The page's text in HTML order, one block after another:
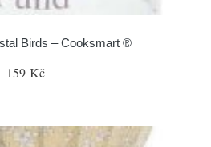
Birds – Cooksmart ®
159 Kč